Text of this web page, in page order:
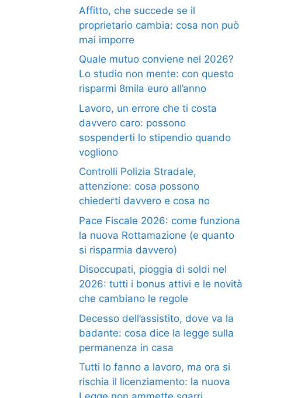
Affitto, che succede se il
proprietario cambia: cosa non può
mai imporre
Quale mutuo conviene nel 2026?
Lo studio non mente: con questo
risparmi 8mila euro all’anno
Lavoro, un errore che ti costa
davvero caro: possono
sospenderti lo stipendio quando
vogliono
Controlli Polizia Stradale,
attenzione: cosa possono
chiederti davvero e cosa no
Pace Fiscale 2026: come funziona
la nuova Rottamazione (e quanto
si risparmia davvero)
Disoccupati, pioggia di soldi nel
2026: tutti i bonus attivi e le novità
che cambiano le regole
Decesso dell’assistito, dove va la
badante: cosa dice la legge sulla
permanenza in casa
Tutti lo fanno a lavoro, ma ora si
rischia il licenziamento: la nuova